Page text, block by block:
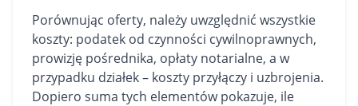
Porównując oferty, należy uwzględnić wszystkie
koszty: podatek od czynności cywilnoprawnych,
prowizję pośrednika, opłaty notarialne, a w
przypadku działek – koszty przyłączy i uzbrojenia.
Dopiero suma tych elementów pokazuje, ile